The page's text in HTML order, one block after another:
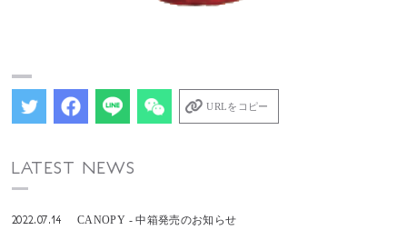
URLをコピー
LATEST NEWS
2022.07.14 CANOPY - 中箱発売のお知らせ